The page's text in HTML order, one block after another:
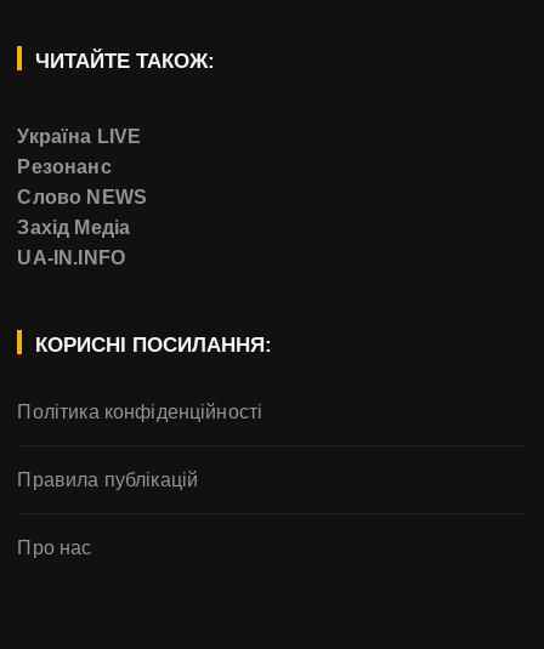
ЧИТАЙТЕ ТАКОЖ:
Україна LIVE
Резонанс
Слово NEWS
Захід Медіа
UA-IN.INFO
КОРИСНІ ПОСИЛАННЯ:
Політика конфіденційності
Правила публікацій
Про нас